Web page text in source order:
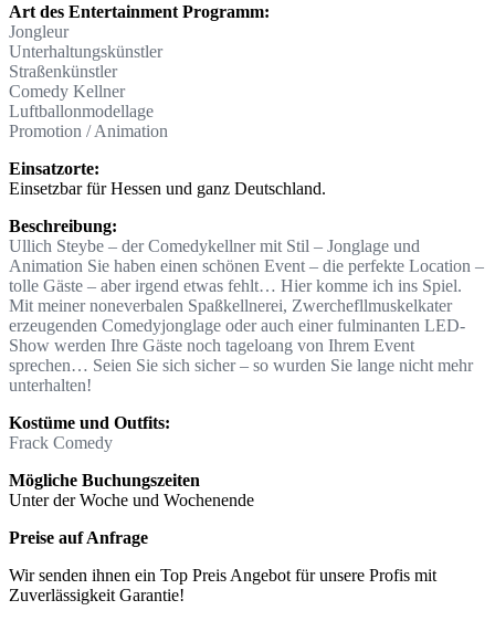
Art des Entertainment Programm:
Jongleur
Unterhaltungskünstler
Straßenkünstler
Comedy Kellner
Luftballonmodellage
Promotion / Animation
Einsatzorte:
Einsetzbar für Hessen und ganz Deutschland.
Beschreibung:
Ullich Steybe – der Comedykellner mit Stil – Jonglage und
Animation Sie haben einen schönen Event – die perfekte Location –
tolle Gäste – aber irgend etwas fehlt… Hier komme ich ins Spiel.
Mit meiner noneverbalen Spaßkellnerei, Zwerchefllmuskelkater
erzeugenden Comedyjonglage oder auch einer fulminanten LED-
Show werden Ihre Gäste noch tageloang von Ihrem Event
sprechen… Seien Sie sich sicher – so wurden Sie lange nicht mehr
unterhalten!
Kostüme und Outfits:
Frack Comedy
Mögliche Buchungszeiten
Unter der Woche und Wochenende
Preise auf Anfrage
Wir senden ihnen ein Top Preis Angebot für unsere Profis mit
Zuverlässigkeit Garantie!